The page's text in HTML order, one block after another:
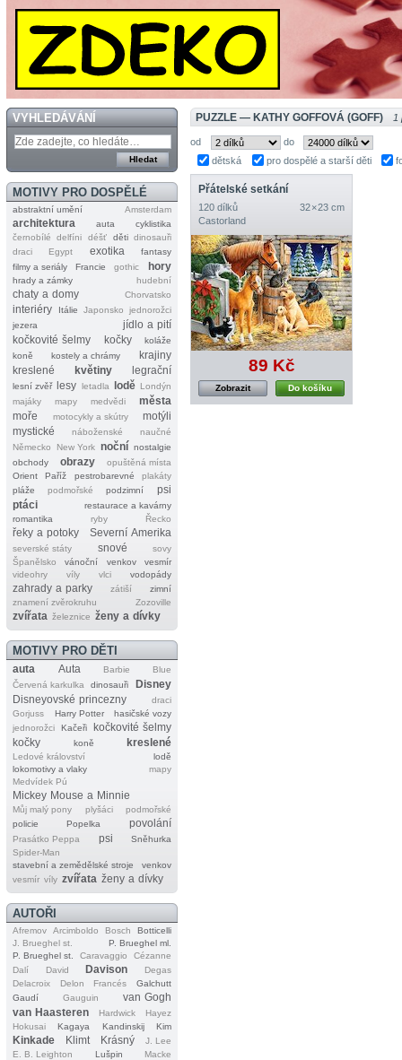
VYHLEDÁVÁNÍ
MOTIVY PRO DOSPĚLÉ
abstraktní umění Amsterdam
architektura auta
cyklistika
černobílé
delfíni déšť děti dinosauři
draci
Egypt exotika
fantasy
filmy a seriály
Francie gothic hory
hrady a zámky hudební
chaty a domy Chorvatsko
interiéry Itálie Japonsko
jednorožci
jezera
jídlo a pití
kočkovité šelmy
kočky
koláže
koně
kostely a chrámy
krajiny
kreslené
květiny legrační
lesní zvěř lesy letadla lodě Londýn
majáky
mapy medvědi
města
moře
motocykly a skútry
motýli
mystické
náboženské
naučné
Německo
New York noční nostalgie
obchody
obrazy
opuštěná místa
Orient
Paříž pestrobarevné
plakáty
pláže
podmořské podzimní
psi
ptáci
restaurace a kavárny
romantika
ryby Řecko
řeky a potoky Severní Amerika
severské státy snové
sovy
Španělsko
vánoční venkov
vesmír
videohry
víly vlci vodopády
zahrady a parky zátiší
zimní
znamení zvěrokruhu
Zozoville
zvířata železnice ženy a dívky
MOTIVY PRO DĚTI
auta Auta Barbie
Blue
Červená karkulka
dinosauři
Disney
Disneyovské princezny
draci
Gorjuss
Harry Potter
hasičské vozy
jednorožci
Kačeři
kočkovité šelmy
kočky
koně kreslené
Ledové království
lodě
lokomotivy a vlaky
mapy
Medvídek Pú
Mickey Mouse a Minnie
Můj malý pony plyšáci
podmořské
policie
Popelka povolání
Prasátko Peppa psi
Sněhurka
Spider‐Man
stavební a zemědělské stroje
venkov
vesmír víly zvířata ženy a dívky
AUTOŘI
Afremov Arcimboldo Bosch
Botticelli
J. Brueghel st.
P. Brueghel ml.
P. Brueghel st.
Caravaggio
Cézanne
Dalí
David Davison
Degas
Delacroix
Delon Francés
Galchutt
Gaudí
Gauguin
van Gogh
van Haasteren
Hardwick
Hayez
Hokusai
Kagaya Kandinskij Kim
Kinkade Klimt Krásný
J. Lee
E. B. Leighton
Lušpin Macke
PUZZLE — KATHY GOFFOVÁ (GOFF) 1
od
do
dětská
pro dospělé a starší děti
Přátelské setkání
120 dílků
32 × 23 cm
Castorland
89 Kč
Do košíku
Zobrazit